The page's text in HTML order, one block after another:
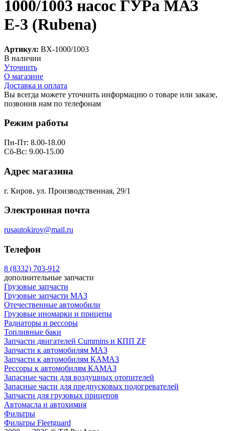
1000/1003 насос ГУРа МАЗ
Е-3 (Rubena)
Артикул: ВX-1000/1003
В наличии
Уточнить
О магазине
Доставка и оплата
Вы всегда можете уточнить информацию о товаре или заказе,
позвонив нам по телефонам
Режим работы
Пн-Пт: 8.00-18.00
Сб-Вс: 9.00-15.00
Адрес магазина
г. Киров, ул. Производственная, 29/1
Электронная почта
rusautokirov@mail.ru
Телефон
8 (8332) 703-912
дополнительные запчасти
Грузовые запчасти
Грузовые запчасти МАЗ
Отечественные автомобили
Грузовые иномарки и прицепы
Радиаторы и рессоры
Топливные баки
Запчасти двигателей Cummins и КПП ZF
Запчасти к автомобилям МАЗ
Запчасти к автомобилям КАМАЗ
Рессоры к автомобилям КАМАЗ
Запасные части для воздушных отопителей
Запасные части для предпусковых подогревателей
Запчасти для грузовых прицепов
Автомасла и автохимия
Фильтры
Фильтры Fleetguard